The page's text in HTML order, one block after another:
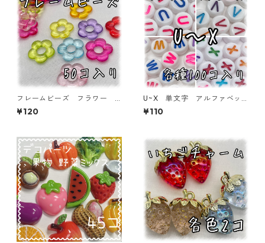
フレームビーズ フラワー
ミックス 50個入り【AB‐F
U11】
¥120
U~X 単文字 アルファベッ
トビーズ 100個入り【AB‐E
A】
¥110